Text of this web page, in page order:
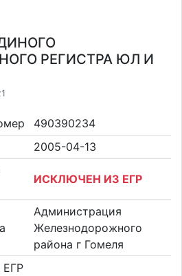
РЕГИСТРА ЮЛ И
490390234
2005-04-13
ИСКЛЮЧЕН ИЗ ЕГР
Администрация
Железнодорожного
района г Гомеля
ЕГР